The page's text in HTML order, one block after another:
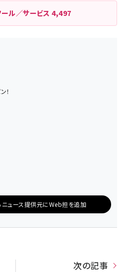
ル／サービス4,497
！
ニュース提供元にWeb担を追加
次の記事